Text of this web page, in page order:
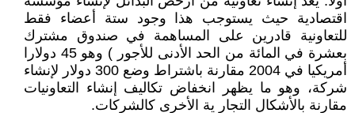
اقتصادية حيث يستوجب هذا وجود ستة أعضاء فقط
للتعاونية قادرين على المساهمة في صندوق مشترك
بعشرة في المائة من الحد الأدنى للأجور ) وهو 45 دولارا
أمريكيا في 2004 مقارنة باشتراط وضع 300 دولار لإنشاء
شركة، وهو ما يظهر انخفاض تكاليف إنشاء التعاونيات
مقارنة بالأشكال التجار ية الأخرى كالشركات.